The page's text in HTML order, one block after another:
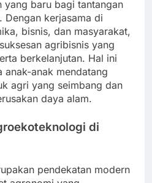
yang baru bagi tantangan
Dengan kerjasama di
bisnis, dan masyarakat,
agribisnis yang
berkelanjutan. Hal ini
anak-anak mendatang
agri yang seimbang dan
daya alam.
di
pendekatan modern